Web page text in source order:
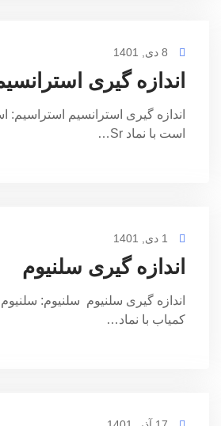
اندازه گیری
اندازه گیری استرانسیم استراسیم:
است با نماد Sr…
اندازه گیری سلنیوم
اندازه گیری سلنیوم سلنیوم:
کمیاب با نماد…